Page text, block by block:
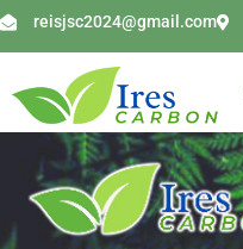
reisjsc2024@gmail.com